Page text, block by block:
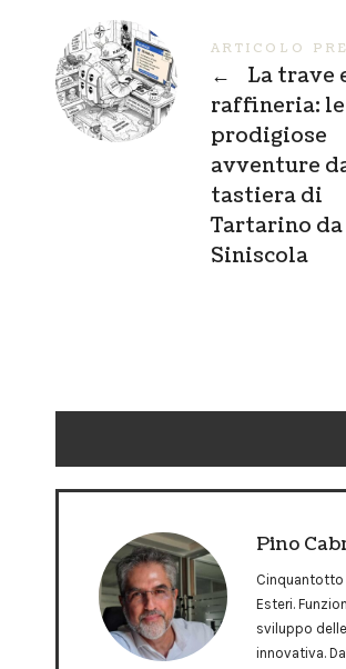
ARTICOLO
←
La trave
raffineria: le
prodigiose
avventure
tastiera di
Tartarino da
Siniscola
Pino
Cinquantotto
Esteri.
sviluppo
innovativa.